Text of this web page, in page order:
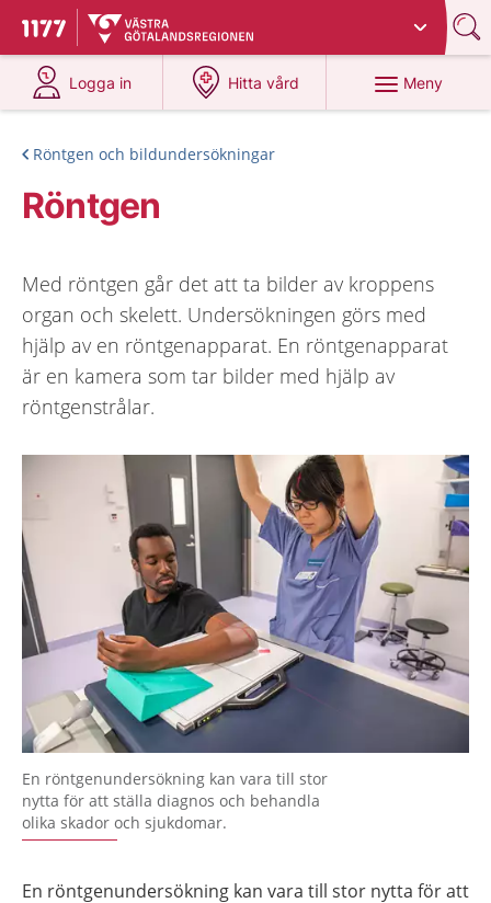
Till startsidan för 1177
Du har valt region
Logga in
på 1177.se
Hitta vård
på 1177.se
Meny
Röntgen och bildundersökningar
Röntgen
Med röntgen går det att ta bilder av kroppens
organ och skelett. Undersökningen görs med
hjälp av en röntgenapparat. En röntgenapparat
är en kamera som tar bilder med hjälp av
röntgenstrålar.
En röntgenundersökning kan vara till stor
nytta för att ställa diagnos och behandla
olika skador och sjukdomar.
En röntgenundersökning kan vara till stor nytta för att